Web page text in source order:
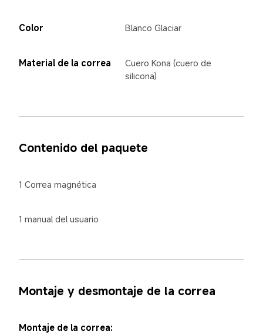
Color Blanco Glaciar
Material de la correa
Cuero Kona (cuero de
silicona)
Contenido del paquete
1 Correa magnética
1 manual del usuario
Montaje y desmontaje de la correa
Montaje de la correa: